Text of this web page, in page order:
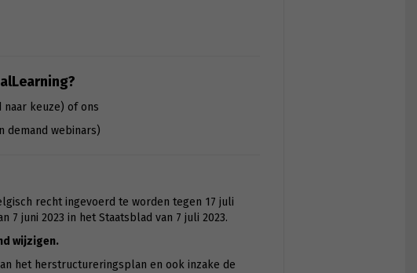
keuze) of ons
webinars)
recht ingevoerd te worden tegen 17 juli
7 juni 2023 in het Staatsblad van 7 juli 2023.
wijzigen.
het herstructureringsplan en ook inzake de